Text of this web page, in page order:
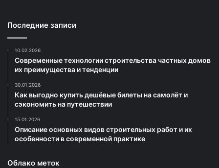
Последние записи
10.02.2026
Современные технологии строительства частных домов
их преимущества и тенденции
30.01.2026
Как выгодно купить дешёвые билеты на самолёт и
сэкономить на путешествии
15.01.2026
Описание основных видов строительных работ и их
особенности в современной практике
Облако меток